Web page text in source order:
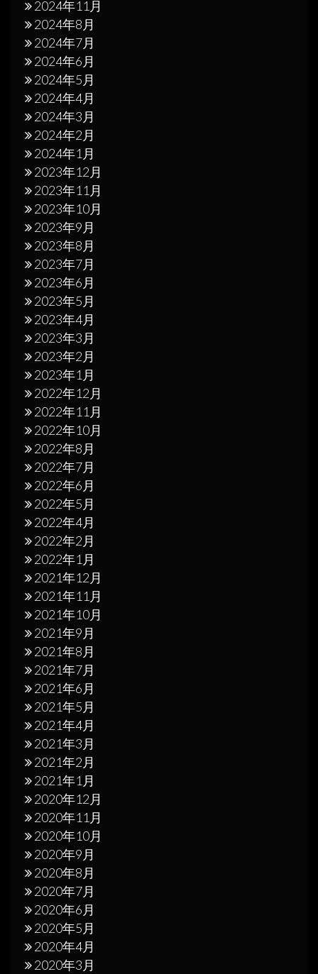
2024年11月
2024年8月
2024年7月
2024年6月
2024年5月
2024年4月
2024年3月
2024年2月
2024年1月
2023年12月
2023年11月
2023年10月
2023年9月
2023年8月
2023年7月
2023年6月
2023年5月
2023年4月
2023年3月
2023年2月
2023年1月
2022年12月
2022年11月
2022年10月
2022年8月
2022年7月
2022年6月
2022年5月
2022年4月
2022年2月
2022年1月
2021年12月
2021年11月
2021年10月
2021年9月
2021年8月
2021年7月
2021年6月
2021年5月
2021年4月
2021年3月
2021年2月
2021年1月
2020年12月
2020年11月
2020年10月
2020年9月
2020年8月
2020年7月
2020年6月
2020年5月
2020年4月
2020年3月